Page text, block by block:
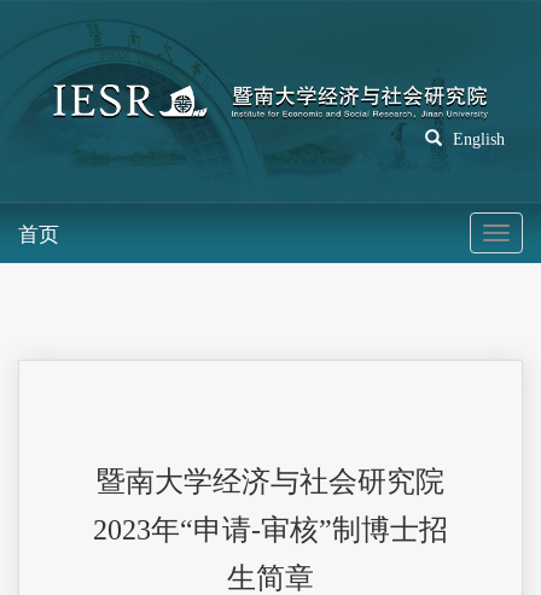
English
首页
暨南大学经济与社会研究院
2023年“申请-审核”制博士招
生简章